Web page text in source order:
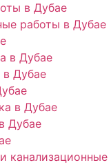
в Дубае
работы в Дубае
в Дубае
в Дубае
в Дубае
Дубае
канализационные